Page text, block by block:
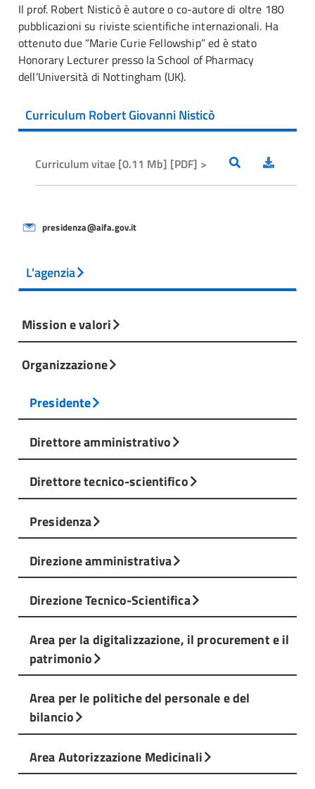
Il prof. Robert Nisticò è autore o co-autore di oltre 180
pubblicazioni su riviste scientifiche internazionali. Ha
ottenuto due “Marie Curie Fellowship” ed è stato
Honorary Lecturer presso la School of Pharmacy
dell’Università di Nottingham (UK).
Curriculum Robert Giovanni Nisticò
Curriculum vitae [0.11 Mb] [PDF] >
presidenza@aifa.gov.it
L'agenzia
Mission e valori
Organizzazione
Presidente
Direttore amministrativo
Direttore tecnico-scientifico
Presidenza
Direzione amministrativa
Direzione Tecnico-Scientifica
Area per la digitalizzazione, il procurement e il
patrimonio
Area per le politiche del personale e del
bilancio
Area Autorizzazione Medicinali